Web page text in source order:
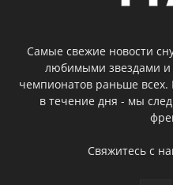
Самые свежие новости
любимыми звездами и
чемпионатов раньше всех.
в течение дня - мы
Свяжитесь с